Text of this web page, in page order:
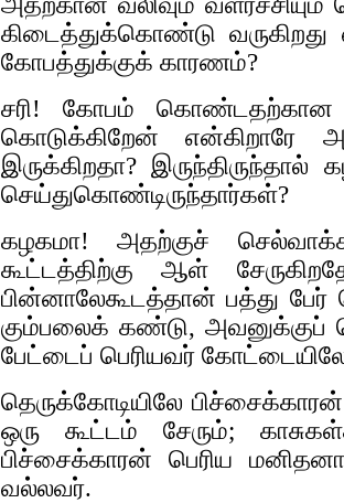
கிடைத்துக்கொண்டு வருகிறது
கோபத்துக்குக் காரணம்?
சரி! கோபம் கொண்டதற்கான
கொடுக்கிறேன் என்கிறாரே
இருக்கிறதா?
செய்துகொண்டிருந்தார்கள்?
கழகமா! அதற்குச்
கூட்டத்திற்கு ஆள்
பின்னாலேகூடத்தான் பத்து
கும்பலைக் கண்டு, அவனுக்குப்
பேட்டைப் பெரியவர்
தெருக்கோடியிலே
ஒரு கூட்டம் சேரும்;
பிச்சைக்காரன் பெரிய
வல்லவர்.